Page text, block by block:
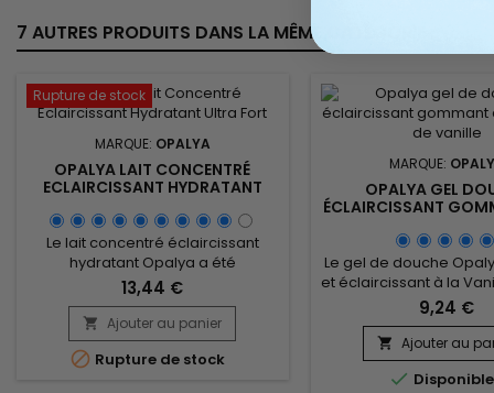
7 AUTRES PRODUITS DANS LA MÊME CATÉGORIE :
Rupture de stock
MARQUE: OPALYA
OPALYA LAIT CONCENTRÉ
ECLAIRCISSANT HYDRATANT
Le lait concentré éclaircissant
hydratant Opalya a été
spécialement conçu pour la
beauté de la femme noire et
métissée.&nbsp; Sa formule très
riche en complexes éclaircissants
(10%) et beurre de Karité favorise
13,44 €
 Ajouter au panier
 Rupture de stock
MARQUE:
OPALYA GEL
ÉCLAIRCISSANT
Le gel de douche
et éclaircissant à la
l'huile de vanille
propriétés
nourrissantes de la
une peau lisse et
Enrichi en poudre de
9,24 €
 Ajouter au
 Disponible